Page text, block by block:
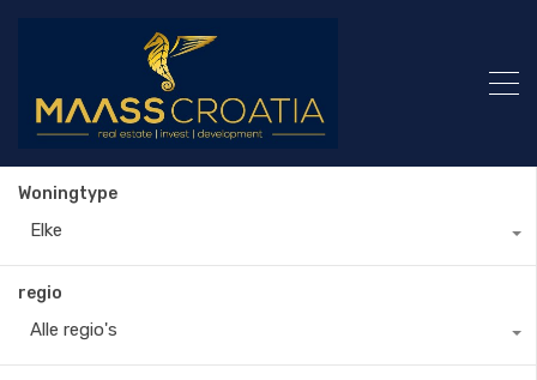
Woningtype
Elke
regio
Alle regio's